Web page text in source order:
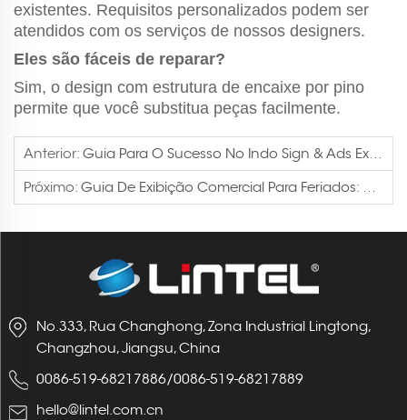
existentes. Requisitos personalizados podem ser
atendidos com os serviços de nossos designers.
Eles são fáceis de reparar?
Sim, o design com estrutura de encaixe por pino
permite que você substitua peças facilmente.
Anterior: Guia Para O Sucesso No Indo Sign & Ads Expo: O Stand Com Caixa De Luz Lintel Se Destaca Na Exposição
Próximo: Guia De Exibição Comercial Para Feriados: Como As Caixas De Iluminação SEG Da Lintel Impulsionam As Vendas De Natal Desde O Halloween
No.333, Rua Changhong, Zona Industrial Lingtong,
Changzhou, Jiangsu, China
0086-519-68217886/0086-519-68217889
hello@lintel.com.cn